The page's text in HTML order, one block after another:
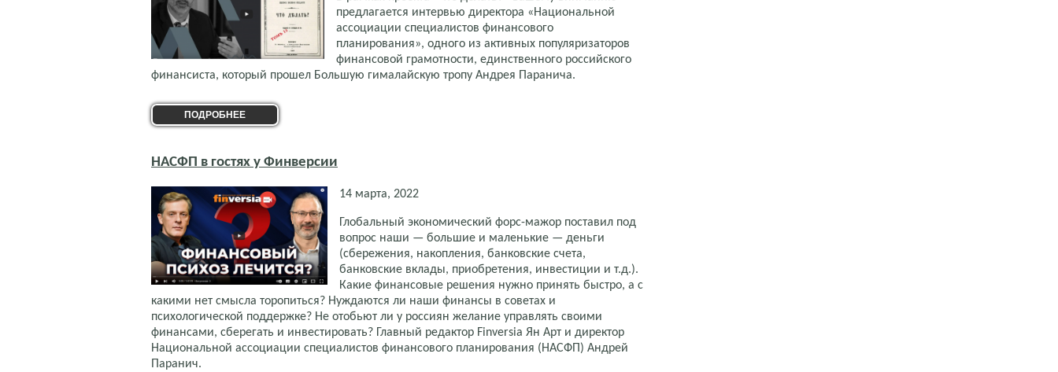
предлагается интервью директора «Национальной
ассоциации специалистов финансового
планирования», одного из активных популяризаторов
финансовой грамотности, единственного российского
финансиста, который прошел Большую гималайскую тропу Андрея Паранича.
ПОДРОБНЕЕ
НАСФП в гостях у Финверсии
14 марта, 2022
Глобальный экономический форс-мажор поставил под
вопрос наши — большие и маленькие — деньги
(сбережения, накопления, банковские счета,
банковские вклады, приобретения, инвестиции и т.д.).
Какие финансовые решения нужно принять быстро, а с
какими нет смысла торопиться? Нуждаются ли наши финансы в советах и
психологической поддержке? Не отобьют ли у россиян желание управлять своими
финансами, сберегать и инвестировать? Главный редактор Finversia Ян Арт и директор
Национальной ассоциации специалистов финансового планирования (НАСФП) Андрей
Паранич.